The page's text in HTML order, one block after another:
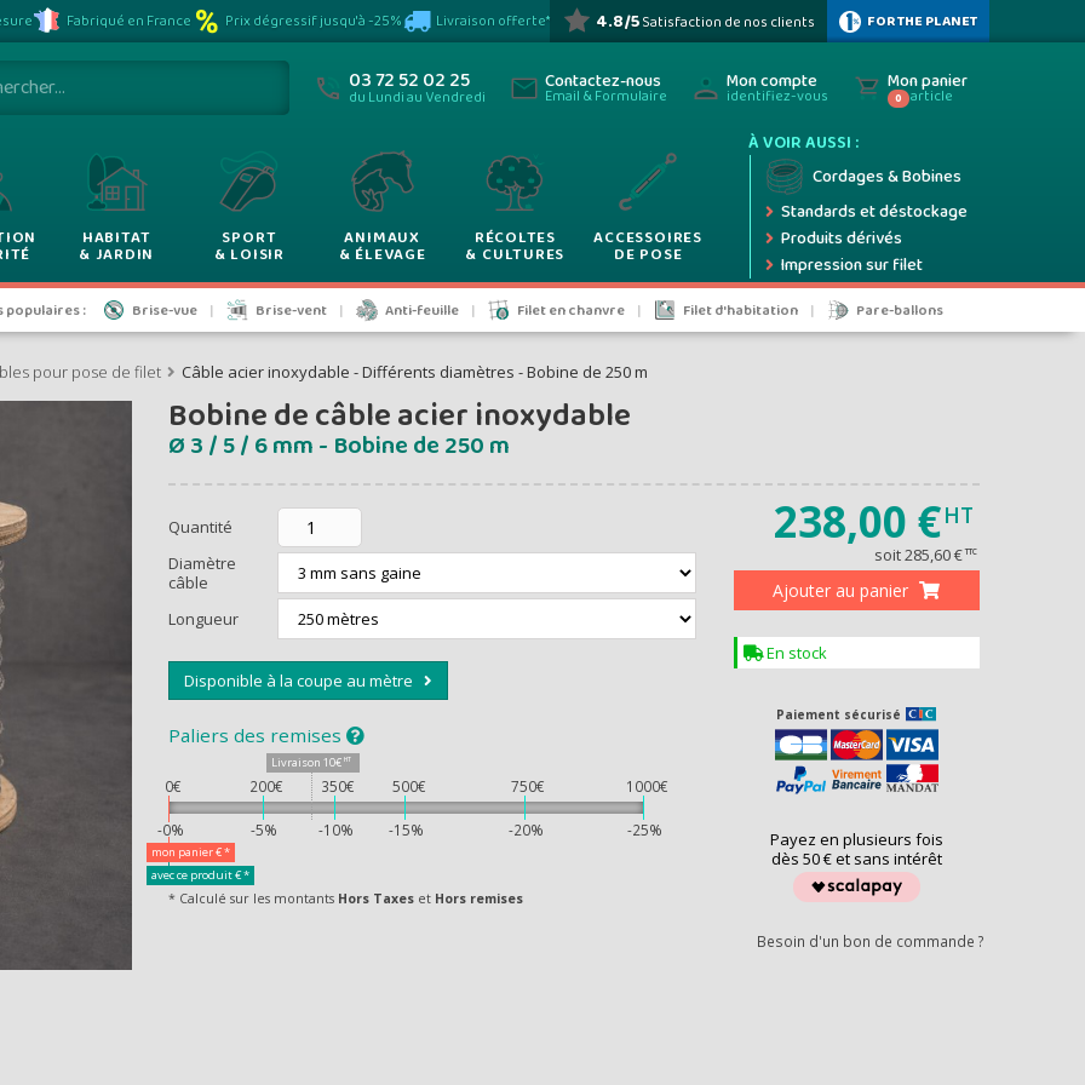
et remises hors taxes
-5% à -25%
Plus vous achetez
moins vous payez
dégressifs
VOS PHOTOS
UN CADEAU
Fabriqué en France Prix dégressif jusqu'à -25% Livraison offerte* 4.8/5Satisfaction de nos clients FOR THE PLANET
03 72 52 02 25
du Lundi au Vendredi
Contactez-nous
Email & Formulaire
Mon compte
identifiez-vous
Mon panier
0 article
HABITAT
& JARDIN
SPORT
& LOISIR
ANIMAUX
& ÉLEVAGE
RÉCOLTES
& CULTURES
ACCESSOIRES
DE POSE
À VOIR AUSSI :
Cordages & Bobines
Standards et déstockage
Produits dérivés
Impression sur filet
populaires : Brise-vue Brise-vent Anti-feuille Filet en chanvre Filet d'habitation Pare-ballons
pour pose de filet Câble acier inoxydable - Différents diamètres - Bobine de 250 m
Bobine de câble acier inoxydable
Ø 3 / 5 / 6 mm - Bobine de 250 m
Quantité
Diamètre
câble
Longueur
Disponible à la coupe au mètre
Paliers des remises
mon panier€ *
Livraison 10€ HT
-0%
0€
-5%
200€
-10%
350€
-15%
500€
-20%
750€
-25%
1000€
avec ce produit€ *
* Calculé sur les montants Hors Taxes et Hors remises
238,00 €HT
soit285,60 € TTC
Ajouter au panier
En stock
Paiement sécurisé
Payez en plusieurs fois
dès 50 € et sans intérêt
Besoin d'un bon de commande ?